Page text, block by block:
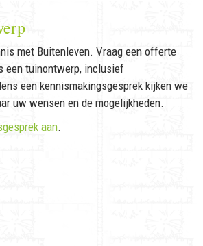
met Buitenleven. Vraag een offerte
een tuinontwerp, inclusief
een kennismakingsgesprek kijken we
uw wensen en de mogelijkheden.
aan.